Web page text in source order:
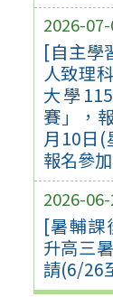
2026-
[自主學
人致理
大學
賽」，
月10日(
報名參加
2026-
[暑輔課
升高三
請(6/26